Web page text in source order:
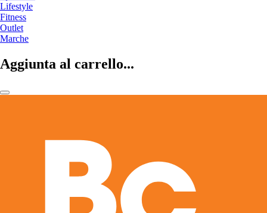
Lifestyle
Fitness
Outlet
Marche
Aggiunta al carrello...